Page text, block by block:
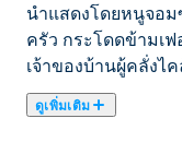
นำแสดงโดยหนูจอ
ครัว กระโดดข้ามเฟ
เจ้าของบ้านผู้คลั่งไ
ดูเพิ่มเติม